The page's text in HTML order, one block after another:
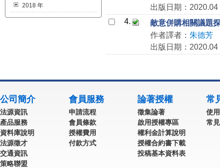
2018 年
出版日期：2020.04
4.
敵意併購相關議題
作者譯者： 朱德芳
出版日期：2020.04
公司簡介
法源資訊
產品服務
資料庫說明
法源徵才
交通資訊
策略聯盟
會員服務
申請流程
會員條款
授權費用
付款方式
論著授權
徵集論著
啟用授權專區
權利金計算說明
授權合約書下載
投稿基本資料表
常
使
常